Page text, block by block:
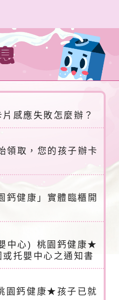
感應失敗怎麼辦？
領取，您的孩子辦卡
鈣健康」實體臨櫃開
中心) 桃園鈣健康★
托嬰中心之通知書
園鈣健康★孩子已就